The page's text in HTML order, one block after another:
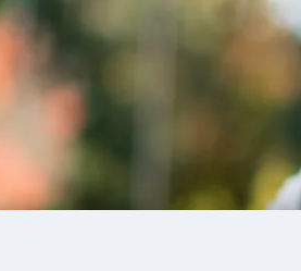
und Nonprofit-Management
Chain Management
Energy Systems (EN)
Solutions
Produktion
und